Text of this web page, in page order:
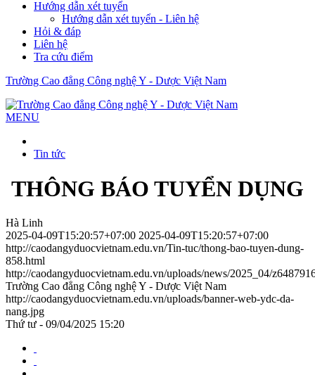
Hướng dẫn xét tuyển
Hướng dẫn xét tuyển - Liên hệ
Hỏi & đáp
Liên hệ
Tra cứu điểm
Trường Cao đẳng Công nghệ Y - Dược Việt Nam
MENU
Tin tức
THÔNG BÁO TUYỂN DỤNG
Hà Linh
2025-04-09T15:20:57+07:00 2025-04-09T15:20:57+07:00
http://caodangyduocvietnam.edu.vn/Tin-tuc/thong-bao-tuyen-dung-
858.html
http://caodangyduocvietnam.edu.vn/uploads/news/2025_04/
Trường Cao đẳng Công nghệ Y - Dược Việt Nam
http://caodangyduocvietnam.edu.vn/uploads/banner-web-ydc-da-
nang.jpg
Thứ tư - 09/04/2025 15:20